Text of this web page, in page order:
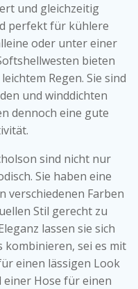
und gleichzeitig
perfekt für kühlere
oder unter einer
bieten
Regen. Sie sind
und winddichten
dennoch eine gute
sind nicht nur
Sie haben eine
verschiedenen Farben
Stil gerecht zu
lassen sie sich
kombinieren, sei es mit
einen lässigen Look
Hose für einen